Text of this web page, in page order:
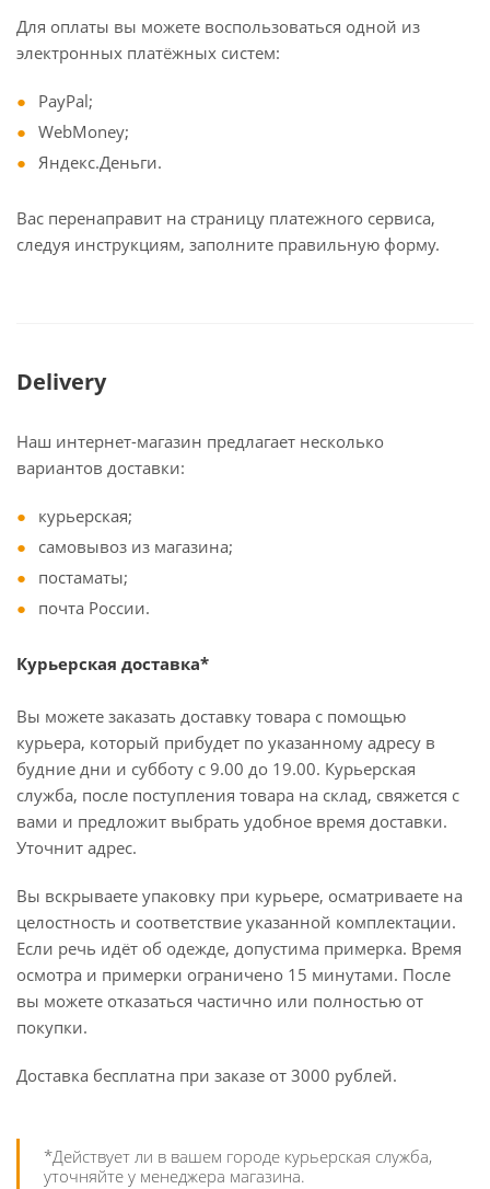
Для оплаты вы можете воспользоваться одной из
электронных платёжных систем:
PayPal;
WebMoney;
Яндекс.Деньги.
Вас перенаправит на страницу платежного сервиса,
следуя инструкциям, заполните правильную форму.
Delivery
Наш интернет-магазин предлагает несколько
вариантов доставки:
курьерская;
самовывоз из магазина;
постаматы;
почта России.
Курьерская доставка*
Вы можете заказать доставку товара с помощью
курьера, который прибудет по указанному адресу в
будние дни и субботу с 9.00 до 19.00. Курьерская
служба, после поступления товара на склад, свяжется с
вами и предложит выбрать удобное время доставки.
Уточнит адрес.
Вы вскрываете упаковку при курьере, осматриваете на
целостность и соответствие указанной комплектации.
Если речь идёт об одежде, допустима примерка. Время
осмотра и примерки ограничено 15 минутами. После
вы можете отказаться частично или полностью от
покупки.
Доставка бесплатна при заказе от 3000 рублей.
*Действует ли в вашем городе курьерская служба,
уточняйте у менеджера магазина.